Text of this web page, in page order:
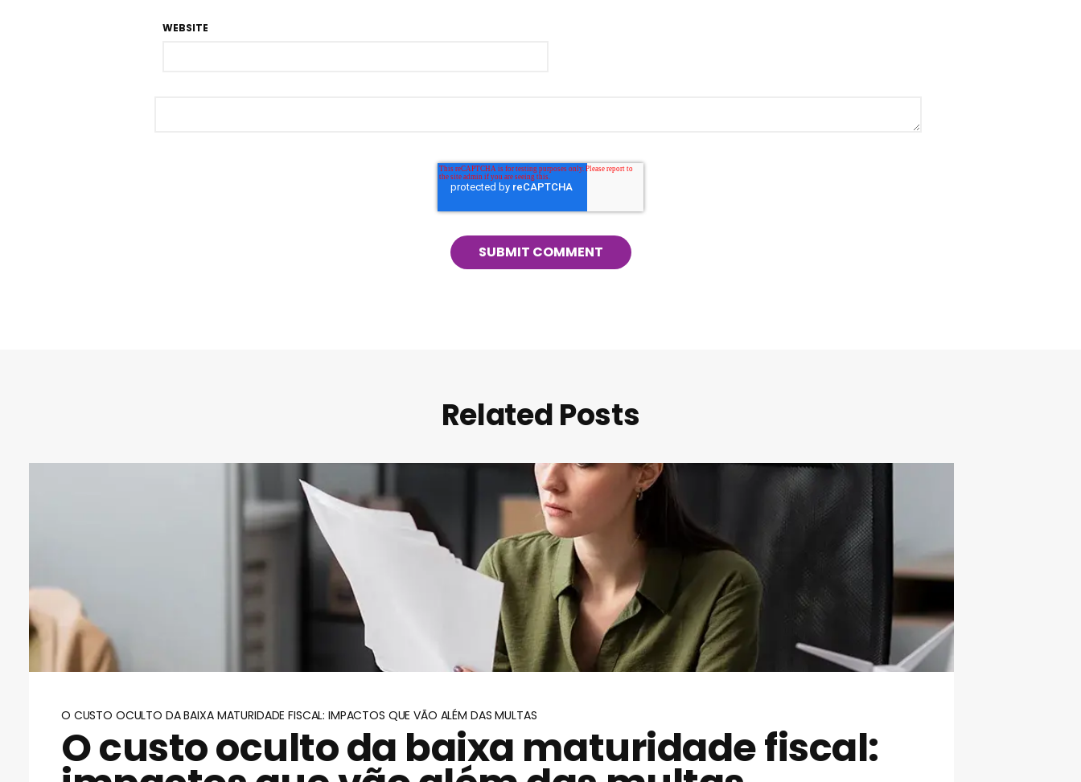
WEBSITE
Related Posts
O CUSTO OCULTO DA BAIXA MATURIDADE FISCAL: IMPACTOS QUE VÃO ALÉM DAS MULTAS
O custo oculto da baixa maturidade fiscal: